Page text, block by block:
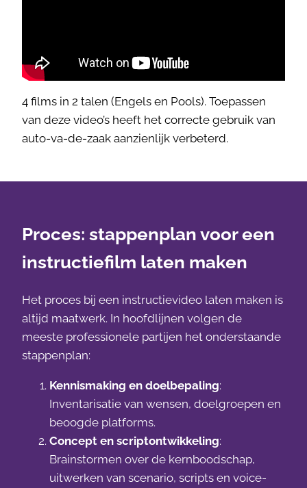
4 films in 2 talen (Engels en Pools). Toepassen
van deze video’s heeft het correcte gebruik van
auto-va-de-zaak aanzienlijk verbeterd.
Proces: stappenplan voor een
instructiefilm laten maken
Het proces bij een instructievideo laten maken is
altijd maatwerk. In hoofdlijnen volgen de
meeste professionele partijen het onderstaande
stappenplan:
Kennismaking en doelbepaling:
Inventarisatie van wensen, doelgroepen en
beoogde platforms.
Concept en scriptontwikkeling:
Brainstormen over de kernboodschap,
uitwerken van scenario, scripts en voice-